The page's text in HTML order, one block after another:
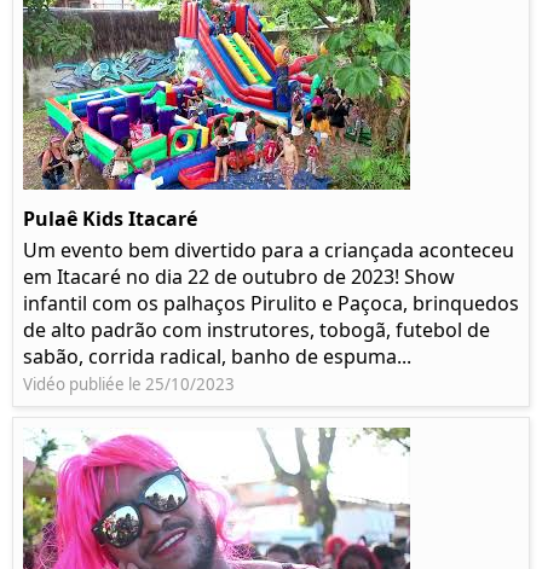
Pulaê Kids Itacaré
Um evento bem divertido para a criançada aconteceu
em Itacaré no dia 22 de outubro de 2023! Show
infantil com os palhaços Pirulito e Paçoca, brinquedos
de alto padrão com instrutores, tobogã, futebol de
sabão, corrida radical, banho de espuma...
Vidéo publiée le 25/10/2023